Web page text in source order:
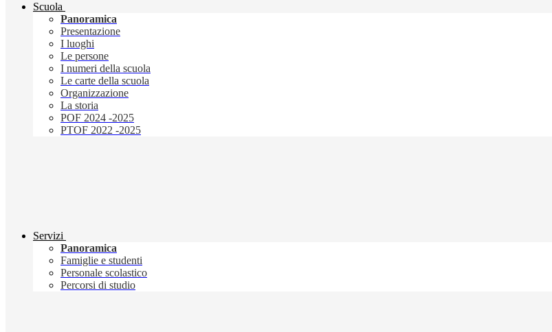
Scuola
Panoramica
Presentazione
I luoghi
Le persone
I numeri della scuola
Le carte della scuola
Organizzazione
La storia
POF 2024 -2025
PTOF 2022 -2025
Servizi
Panoramica
Famiglie e studenti
Personale scolastico
Percorsi di studio